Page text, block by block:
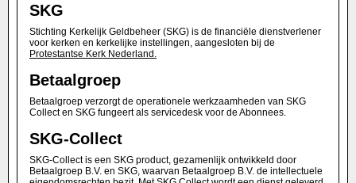
SKG
Stichting Kerkelijk Geldbeheer (SKG) is de financiële dienstverlener
voor kerken en kerkelijke instellingen, aangesloten bij de
Protestantse Kerk Nederland
Betaalgroep
Betaalgroep verzorgt de operationele werkzaamheden van SKG
Collect en SKG fungeert als servicedesk voor de Abonnees.
SKG-Collect
SKG-Collect is een SKG product, gezamenlijk ontwikkeld door
Betaalgroep B.V. en SKG, waarvan Betaalgroep B.V. de intellectuele